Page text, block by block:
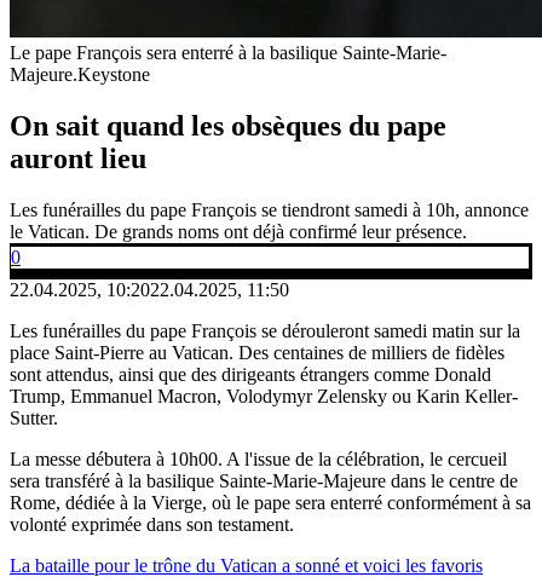
Le pape François sera enterré à la basilique Sainte-Marie-
Majeure.Keystone
On sait quand les obsèques du pape
auront lieu
Les funérailles du pape François se tiendront samedi à 10h, annonce
le Vatican. De grands noms ont déjà confirmé leur présence.
0
22.04.2025, 10:2022.04.2025, 11:50
Les funérailles du pape François se dérouleront samedi matin sur la
place Saint-Pierre au Vatican. Des centaines de milliers de fidèles
sont attendus, ainsi que des dirigeants étrangers comme Donald
Trump, Emmanuel Macron, Volodymyr Zelensky ou Karin Keller-
Sutter.
La messe débutera à 10h00. A l'issue de la célébration, le cercueil
sera transféré à la basilique Sainte-Marie-Majeure dans le centre de
Rome, dédiée à la Vierge, où le pape sera enterré conformément à sa
volonté exprimée dans son testament.
La bataille pour le trône du Vatican a sonné et voici les favoris